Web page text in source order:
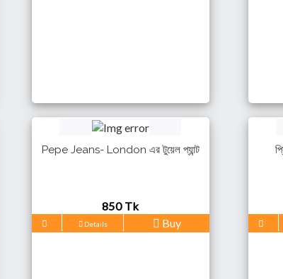
Pepe Jeans- London এর টুয়েল প্যান্ট
850 Tk
Details Buy